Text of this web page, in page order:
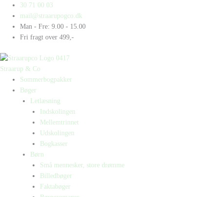
indholdet
30 71 00 03
mail@straarupogco.dk
Man - Fre: 9.00 - 15.00
Fri fragt over 499,-
Straarup & Co
Sommerbogpakker
Bøger
Letlæsning
Indskolingen
Mellemtrinnet
Udskolingen
Bogkasser
Børn
Små mennesker, store drømme
Billedbøger
Faktabøger
Products
search
Products
search
minigris